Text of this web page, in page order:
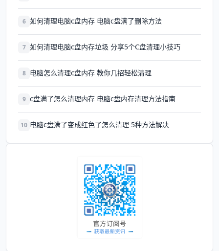
6 如何清理电脑c盘内存 电脑c盘满了删除方法
7 如何清理电脑c盘内存垃圾 分享5个C盘清理小技巧
8 电脑怎么清理c盘内存 教你几招轻松清理
9 c盘满了怎么清理内存 电脑c盘内存清理方法指南
10 电脑c盘满了变成红色了怎么清理 5种方法解决